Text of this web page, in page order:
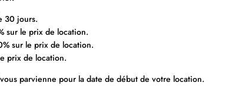
30 jours.
sur le prix de location.
sur le prix de location.
prix de location.
parvienne pour la date de début de votre location.